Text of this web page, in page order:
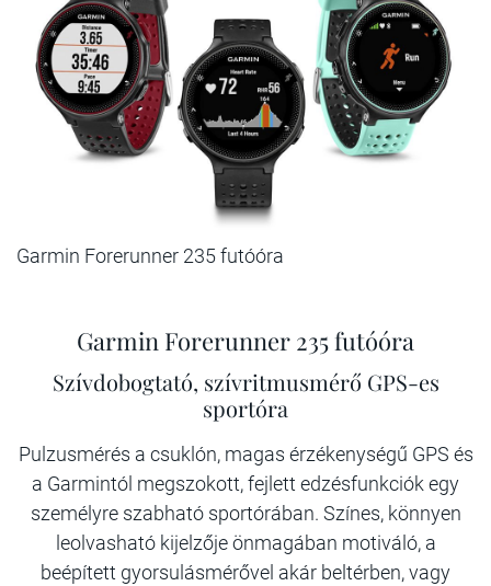
Garmin Forerunner 235 futóóra
Garmin Forerunner 235 futóóra
Szívdobogtató, szívritmusmérő GPS-es
sportóra
Pulzusmérés a csuklón, magas érzékenységű GPS és
a Garmintól megszokott, fejlett edzésfunkciók egy
személyre szabható sportórában. Színes, könnyen
leolvasható kijelzője önmagában motiváló, a
beépített gyorsulásmérővel akár beltérben, vagy